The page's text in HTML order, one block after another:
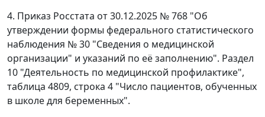
4. Приказ Росстата от 30.12.2025 № 768 "Об
утверждении формы федерального статистического
наблюдения № 30 "Сведения о медицинской
организации" и указаний по её заполнению". Раздел
10 "Деятельность по медицинской профилактике",
таблица 4809, строка 4 "Число пациентов, обученных
в школе для беременных".